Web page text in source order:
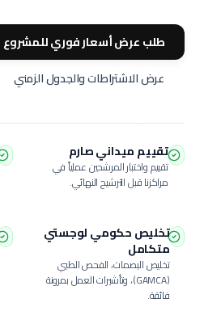
طلب عرض أسعار فوري للمشروع
عرض الاشتراطات والجدول الزمني
تقييم ميداني صارم
تقييم واختبار المرشحين عملياً في
مراكزنا قبل الترشيح النهائي.
تخليص حكومي لوجستي
متكامل
تخليص البصمات، الفحص الطبي
(GAMCA)، وتأشيرات العمل بمرونة
فائقة.